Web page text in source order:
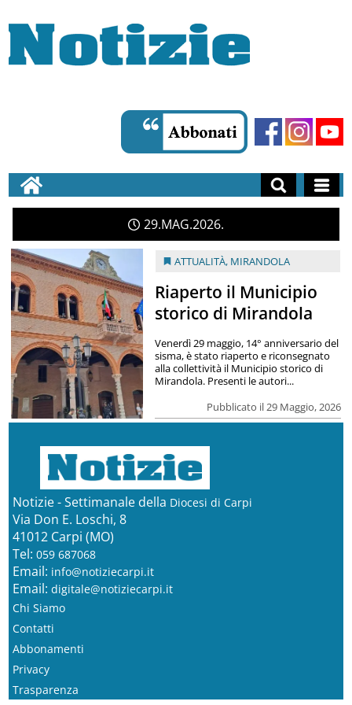
29 MAG 2026
ATTUALITÀ, MIRANDOLA
Riaperto il Municipio
storico di Mirandola
Pubblicato il 29 Maggio, 2026
Venerdì 29 maggio, 14° anniversario del
sisma, è stato riaperto e riconsegnato
alla collettività il Municipio storico di
Mirandola. Presenti le autori...
Notizie - Settimanale della Diocesi di Carpi
Via Don E. Loschi, 8
41012 Carpi (MO)
Tel: 059 687068
Email: info@notiziecarpi.it
Email: digitale@notiziecarpi.it
Chi Siamo
Contatti
Abbonamenti
Privacy
Trasparenza